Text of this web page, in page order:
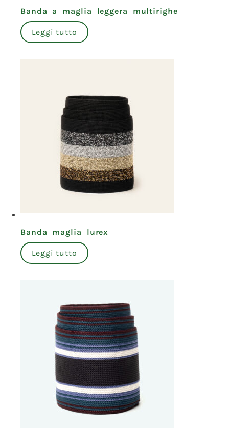
Banda a maglia leggera multirighe
Leggi tutto
Banda maglia lurex
Leggi tutto